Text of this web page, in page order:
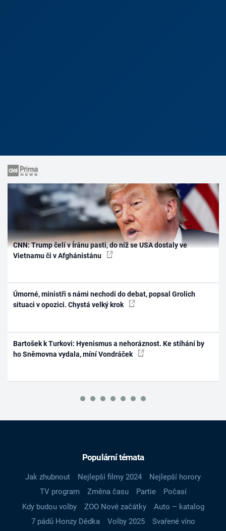
CNN: Trump čelí v Íránu pasti, do níž se USA dostaly ve
Vietnamu či v Afghánistánu
Úmorné, ministři s námi nechodí do debat, popsal Grolich
situaci v opozici. Chystá velký krok
Bartošek k Turkovi: Hyenismus a nehoráznost. Ke stíhání by
ho Sněmovna vydala, míní Vondráček
Populární témata
Jak zhubnout Nejlepší filmy 2024
Nejlepší horory
TV program
Změna času Partie
Počasí
Kdy budou volby
ZOO Nové začátky
Auto – katalog
7 pádů Honzy Dědka
Volby 2025
Svařené víno